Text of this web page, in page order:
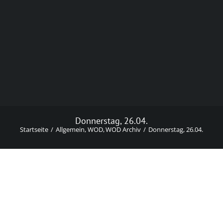
Donnerstag, 26.04.
Startseite Allgemein WOD WOD Archiv Donnerstag, 26.04.